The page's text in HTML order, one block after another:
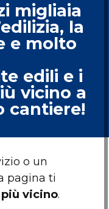
migliaia
la
e molto
edili e i
vicino a
cantiere!
o un
pagina ti
vicino.